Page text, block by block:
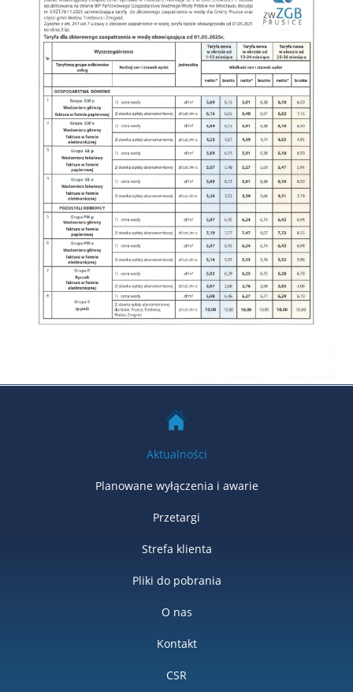
Aktualności
Planowane wyłączenia i awarie
Przetargi
Strefa klienta
Pliki do pobrania
O nas
Kontakt
CSR